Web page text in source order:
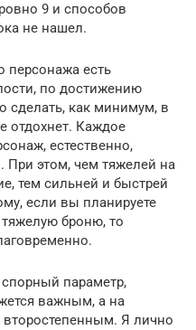
9 и способов
не нашел.
персонажа есть
по достижению
сделать, как минимум, в
отдохнет. Каждое
естественно,
При этом, чем тяжелей на
тем сильней и быстрей
если вы планируете
броню, то
параметр,
важным, а на
второстепенным. Я лично